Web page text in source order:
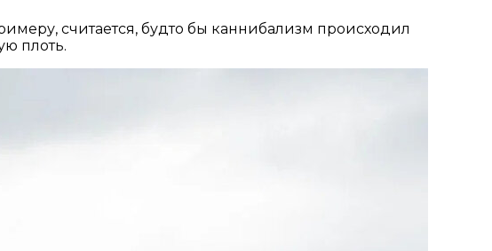
считается, будто бы каннибализм происходил
плоть.